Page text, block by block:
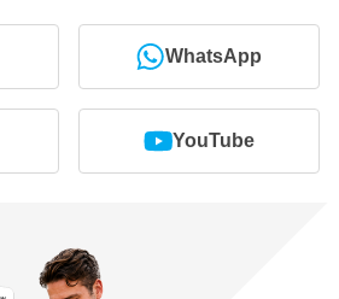
WhatsApp
YouTube